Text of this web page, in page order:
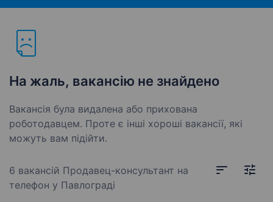
На жаль, вакансію не знайдено
Вакансія була видалена або прихована
роботодавцем. Проте є інші хороші вакансії, які
можуть вам підійти.
6 вакансій Продавец-консультант на
телефон у Павлограді